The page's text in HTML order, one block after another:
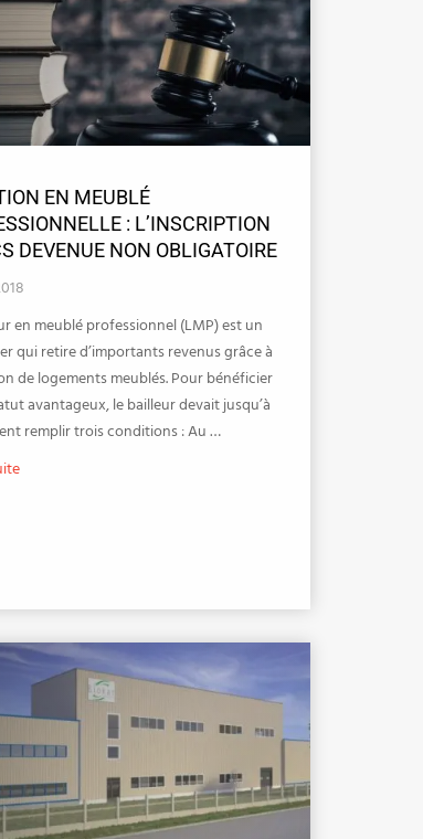
EN MEUBLÉ
: L’INSCRIPTION
DEVENUE NON OBLIGATOIRE
en meublé professionnel (LMP) est un
qui retire d’importants revenus grâce à
de logements meublés. Pour bénéficier
avantageux, le bailleur devait jusqu’à
remplir trois conditions : Au …